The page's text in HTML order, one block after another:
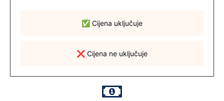
✅ Cijena uključuje
❌ Cijena ne uključuje